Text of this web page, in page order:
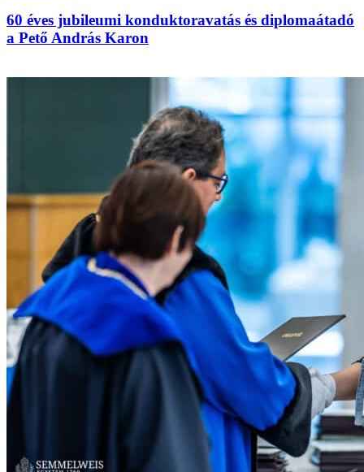
60 éves jubileumi konduktoravatás és diplomaátadó
a Pető András Karon